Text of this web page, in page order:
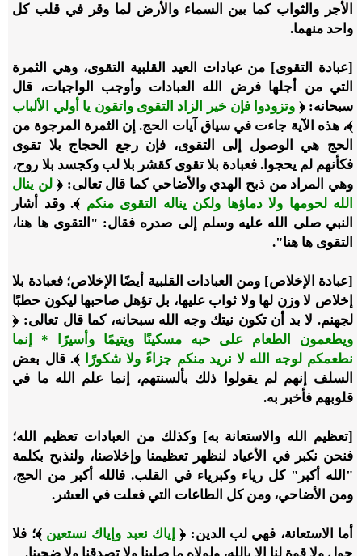
الأجر والثواب كما بين السماء والأرض لما وقر في قلب كل
واحد منهما.
[عبادة التقوى] من عبادات العيد القلبية التقوى، وهي الثمرة
التي من أجلها فرض الله العبادات وأوجب الواجبات، قال
سبحانه: ﴿ وتزودوا فإن خير الزاد التقوى واتقون يا أولي الألباب
﴾، هذه الآية جاءت في سياق آيات الحج. إن الثمرة المرجوة من
الحج هي الوصول إلى التقوى، فإن رجع الحجاج بلا تقوى
فكأنهم لم يحجوا. فعبادة بلا تقوى كقشر بلا لب وكجسد بلا روح،
وهي المراد من ذبح الهدي والأضاحي كما قال تعالى: ﴿ لن ينال
الله لحومها ولا دماؤها ولكن يناله التقوى منكم ﴾. وقد أشار
النبي صلى الله عليه وسلم إلى صدره فقال: "التقوى ها هنا،
التقوى ها هنا".
[عبادة الإخلاص] ومن العبادات القلبية أيضًا الإخلاص؛ فعبادة بلا
إخلاص لا وزن لها ولا ثواب عليها، بل تؤهل صاحبها ليكون حطبًا
لجهنم. لا بد أن تكون نيتك وجه الله سبحانه، كما قال تعالى: ﴿
ويطعمون الطعام على حبه مسكينًا ويتيمًا وأسيرًا * إنما
نطعمكم لوجه الله لا نريد منكم جزاءً ولا شكورًا
﴾. قال بعض
السلف إنهم لم يقولوا ذلك بألسنتهم، إنما علم الله ما في
قلوبهم فأخبر به.
[تعظيم الله والاستعانة به] وكذلك من العبادات تعظيم الله؛
فنحن نكبر في الأعياد لنظهر تعظيمنا وإخلاصنا، ولنذبح بكلمة
"الله أكبر" كل رياء وكبرياء في القلب. فالله أكبر من الحج،
ومن الأضاحي، ومن كل الطاعات التي فعلت في العشر.
أما الاستعانة، فهي لب الدين: ﴿ إياك نعبد وإياك نستعين ﴾؛ فلا